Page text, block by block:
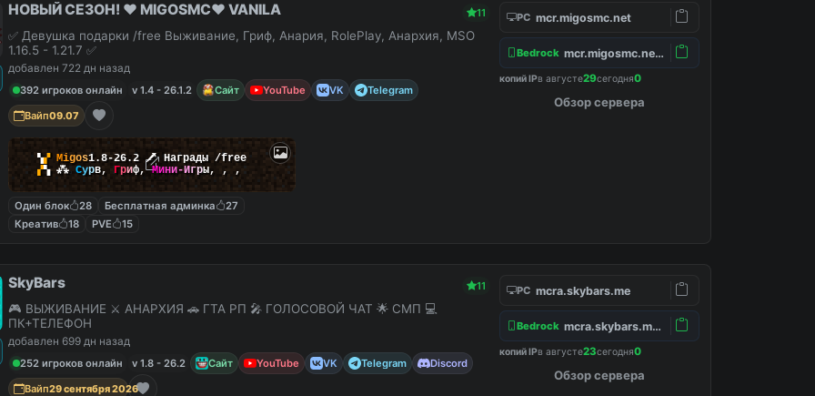
НОВЫЙ СЕЗОН! ❤️ MIGOSMC❤️ VANILA 11
✅ Девушка подарки /free Выживание, Гриф, Анария, RolePlay, Анархия, MSO
1.16.5 - 1.21.7 ✅
добавлен 722 дн назад
392 игроков онлайн
v 1.4 - 26.1.2 Сайт YouTube VK
Telegram
Вайп09.07
▚▞ Migos1.8-26.2 🗡 Награды /free
▞▚ ⁂ Сурв, Гриф,Мини-Игры, , ,
Один блок 28 Бесплатная админка
27
Креатив
18 PVE 15
PC mcr.migosmc.net
Bedrock mcr.migosmc.net:19132
копий IPв августе29сегодня0
Обзор сервера
SkyBars 11
🎮 ВЫЖИВАНИЕ ⚔️ АНАРХИЯ 🚗 ГТА РП 🎤 ГОЛОСОВОЙ ЧАТ 🌟 СМП 💻
ПК+ТЕЛЕФОН
добавлен 699 дн назад
252 игроков онлайн
v 1.8 - 26.2 Сайт YouTube VK Telegram
Discord
Вайп29 сентября 2026
PC mcra.skybars.me
Bedrock mcra.skybars.me:19132
копий IPв августе23сегодня0
Обзор сервера